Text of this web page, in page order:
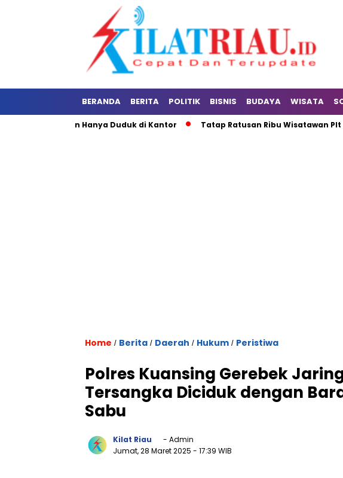
BERANDA BERITA POLITIK BISNIS BUDAYA WISATA
Jangan Hanya Duduk di Kantor Tatap Ratusan Ribu Wisatawan Plt
Home / Berita / Daerah / Hukum / Peristiwa
Polres Kuansing Gerebek
Tersangka Diciduk dengan
Sabu
Kilat Riau
- Admin
Jumat, 28 Maret 2025 - 17:39 WIB